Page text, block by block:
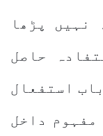
نہیں پڑھا
حاصل
استفعال
داخل